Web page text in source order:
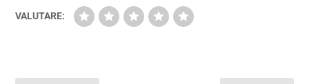
VALUTARE: